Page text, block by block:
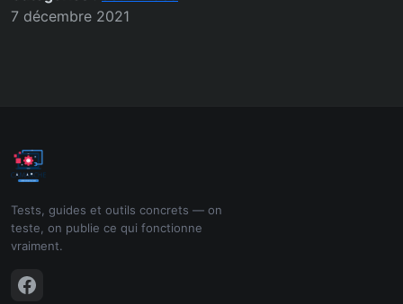
7 décembre 2021
Tests, guides et outils concrets — on
teste, on publie ce qui fonctionne
vraiment.